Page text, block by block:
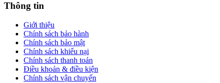
Thông tin
Giới thiệu
Chính sách bảo hành
Chính sách bảo mật
Chính sách khiếu nại
Chính sách thanh toán
Điều khoản & điều kiện
Chính sách vận chuyển